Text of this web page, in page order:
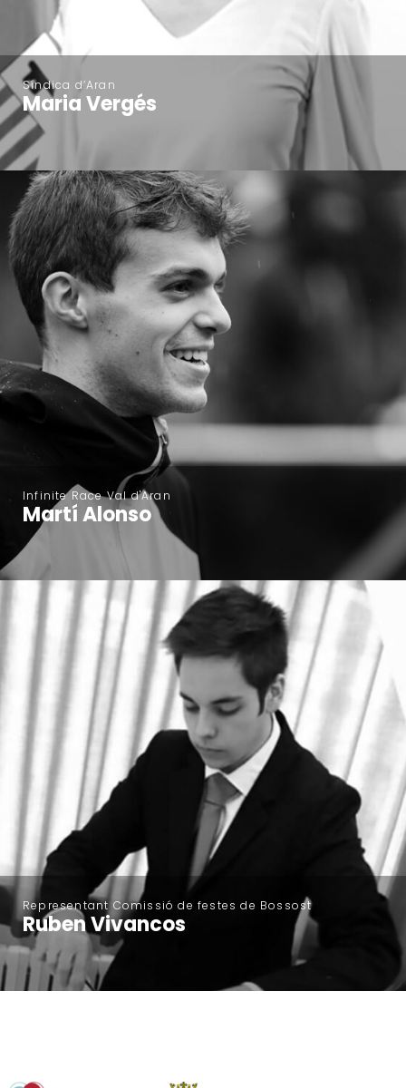
Síndica d’Aran
Maria Vergés
Infinite Race Val d'Aran
Martí Alonso
Representant Comissió de festes de Bossost
Ruben Vivancos